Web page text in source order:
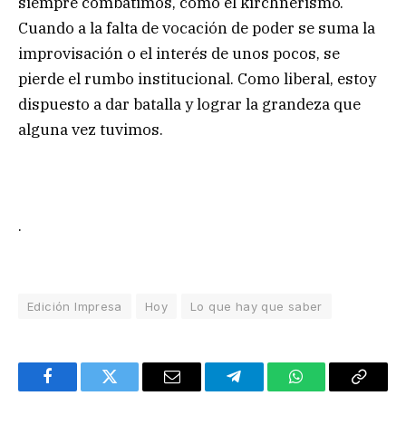
Cuando a la falta de vocación de poder se suma la
improvisación o el interés de unos pocos, se
pierde el rumbo institucional. Como liberal, estoy
dispuesto a dar batalla y lograr la grandeza que
alguna vez tuvimos.
.
Edición Impresa Hoy Lo que hay que saber
FacebookTwitter Email TelegramWhatsAppCopy